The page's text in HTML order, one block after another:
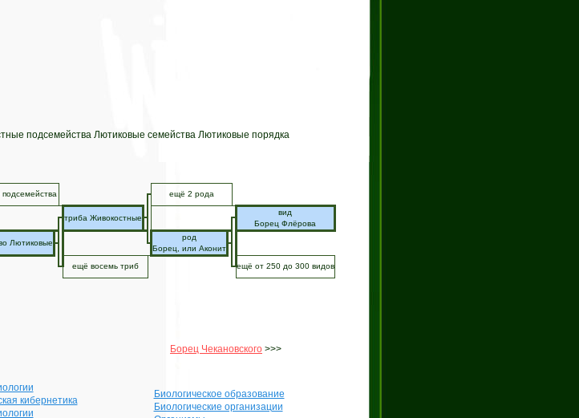
подсемейства Лютиковые семейства Лютиковые порядка
ещё 2 рода
триба Живокостные
вид
Борец Флёрова
Лютиковые
род
Борец, или Аконит
ещё восемь триб ещё от 250 до 300 видов
Борец Чекановского >>>
кибернетика
Биологическое образование
Биологические организации